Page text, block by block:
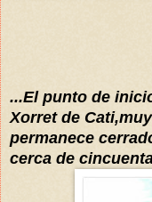
...El punto de
Xorret de Cat
permanece
cerca de